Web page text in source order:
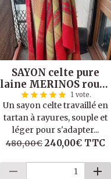
SAYON celte pure
laine MERINOS rouge
vert, 87 X 221 cm
1 vote.
Un sayon celte travaillé en
tartan à rayures, souple et
léger pour s'adapter...
480,00€ 240,00€ TTC